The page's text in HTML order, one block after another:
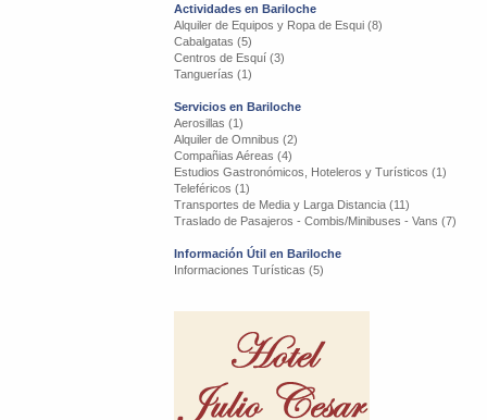
Actividades en Bariloche
Alquiler de Equipos y Ropa de Esqui (8)
Cabalgatas (5)
Centros de Esquí (3)
Tanguerías (1)
Servicios en Bariloche
Aerosillas (1)
Alquiler de Omnibus (2)
Compañias Aéreas (4)
Estudios Gastronómicos, Hoteleros y Turísticos (1)
Teleféricos (1)
Transportes de Media y Larga Distancia (11)
Traslado de Pasajeros - Combis/Minibuses - Vans (7)
Información Útil en Bariloche
Informaciones Turísticas (5)